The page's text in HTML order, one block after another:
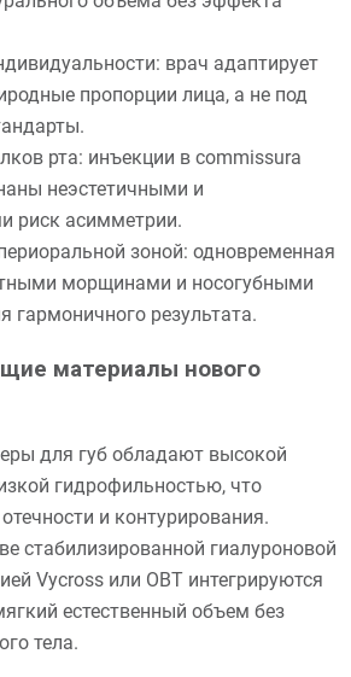
врач адаптирует
пропорции лица, а не под
рта: инъекции в commissura
неэстетичными и
риск асимметрии.
зоной: одновременная
морщинами и носогубными
гармоничного результата.
материалы нового
для губ обладают высокой
гидрофильностью, что
и контурирования.
стабилизированной гиалуроновой
Vycross или OBT интегрируются
естественный объем без
тела.